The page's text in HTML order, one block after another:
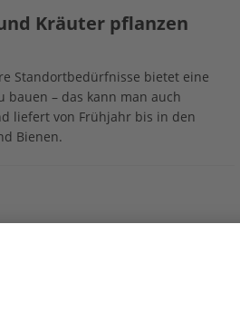
ALLGEMEIN
sind unterwegs: Das große
Kräuter pflanzen
Standortbedürfnisse bietet eine
– das kann man auch
liefert von Frühjahr bis in den
Bienen.